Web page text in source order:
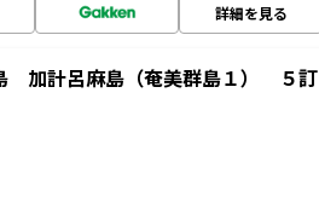
詳細を見る
計呂麻島（奄美群島１） ５訂